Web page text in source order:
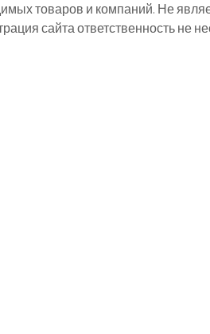
товаров и компаний. Не
сайта ответственность не